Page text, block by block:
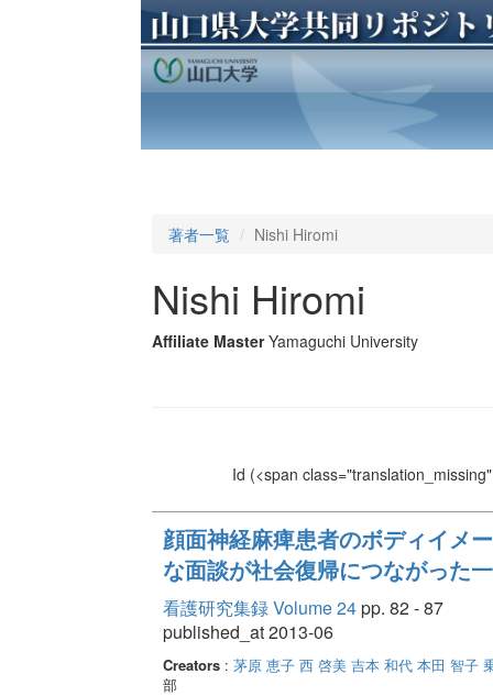
著者一覧 Nishi Hiromi
Nishi Hiromi
Affiliate Master Yamaguchi University
Id (<span
顔面神経麻痺患者のボディイメ
な面談が社会復帰につながった
看護研究集録 Volume 24pp. 82 - 87
published_at 2013-06
Creators: 茅原 恵子 西 啓美 吉本 和代 本田 智子
部